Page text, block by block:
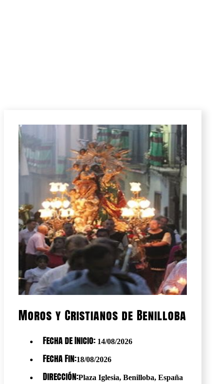
Moros y Cristianos de Benilloba
Fecha de Inicio: 14/08/2026
Fecha Fin:18/08/2026
Dirección:Plaza Iglesia, Benilloba, España